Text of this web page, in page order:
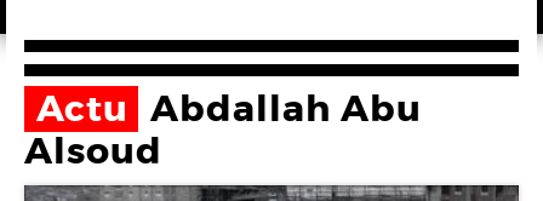
Actu Abdallah Abu
Alsoud